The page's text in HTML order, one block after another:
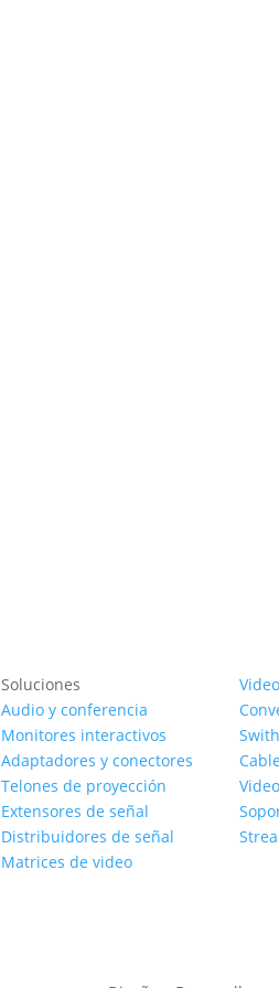
Soluciones
Audio y conferencia
Monitores interactivos
Adaptadores y conectores
Telones de proyección
Extensores de señal
Distribuidores de señal
Matrices de video